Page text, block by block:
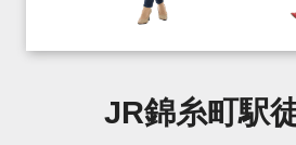
JR錦糸町駅